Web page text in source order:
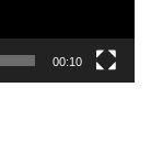
00:10